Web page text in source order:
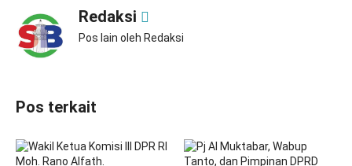
Redaksi
Pos lain oleh Redaksi
Pos terkait